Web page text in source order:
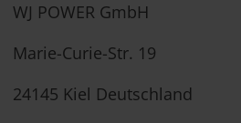
WJ POWER GmbH
Marie-Curie-Str. 19
24145 Kiel Deutschland